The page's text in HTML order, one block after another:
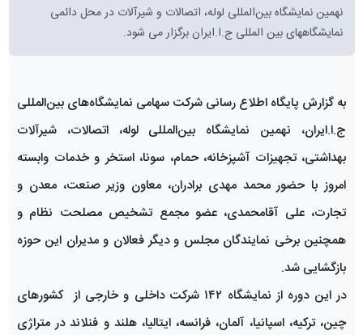
نهمین نمایشگاه بین‌المللی لوله، اتصالات و شیرآلات در محل دائمی
نمایشگاههای بین المللی ج.ا.ایران برگزار می شود.
به گزارش پایگاه اطلاع رسانی شرکت سهامی نمایشگاه‌های بین‌المللی
ج.ا.ایران، نهمین نمایشگاه بین‌المللی لوله، اتصالات، شیرآلات
بهداشتی، تجهیزات آشپزخانه، حمام، سونا، استخر و خدمات وابسته
امروز با حضور محمد مهدی برادران، معاون وزیر صنعت، معدن و
تجارت، علی آقامحمدی، عضو مجمع تشخیص مصلحت نظام و
همچنین برخی نمایندگان مجلس و دیگر فعالان و مدیران این حوزه
بازگشایی شد.
در این دوره از نمایشگاه ۱۴۲ شرکت داخلی و خارجی از کشورهای
چین، ترکیه، اسپانیا، آلمان، فرانسه، ایتالیا، هلند و فنلاند در متراژی